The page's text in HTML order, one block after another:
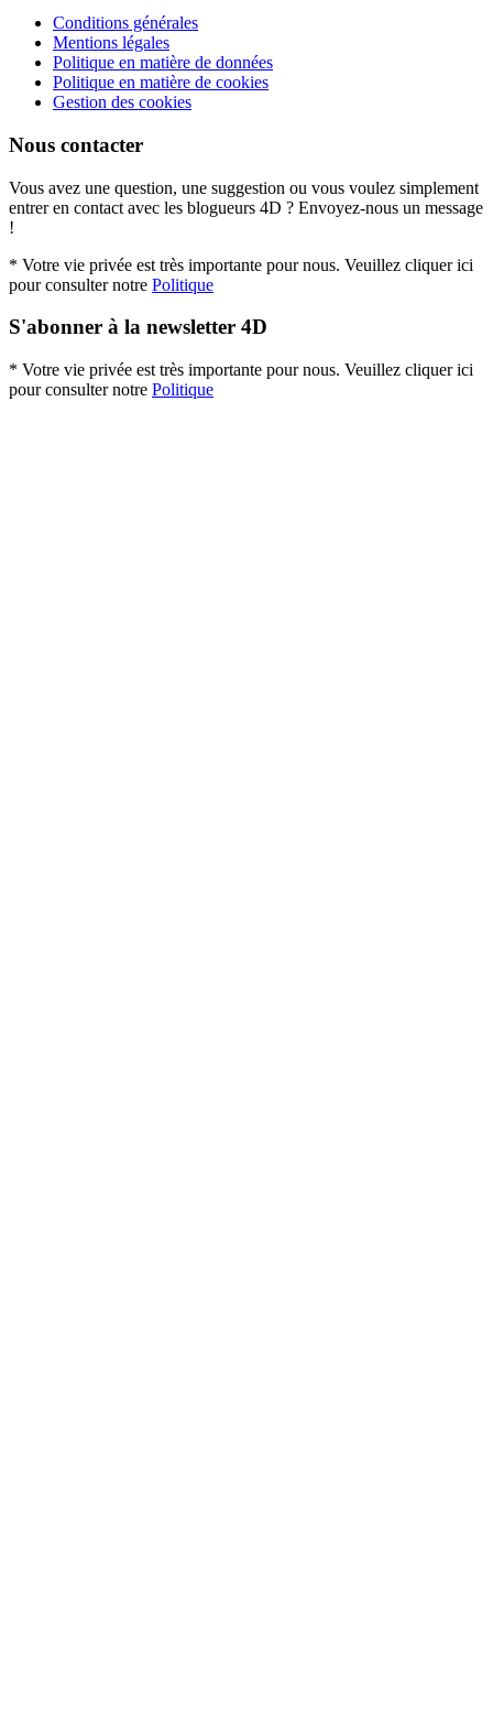
Conditions générales
Mentions légales
Politique en matière de données
Politique en matière de cookies
Gestion des cookies
Nous contacter
Vous avez une question, une suggestion ou vous voulez simplement
entrer en contact avec les blogueurs 4D ? Envoyez-nous un message
!
* Votre vie privée est très importante pour nous. Veuillez cliquer ici
pour consulter notre Politique
S'abonner à la newsletter 4D
* Votre vie privée est très importante pour nous. Veuillez cliquer ici
pour consulter notre Politique